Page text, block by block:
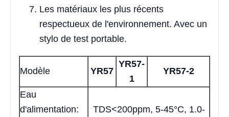
Les matériaux les plus récents
respectueux de l'environnement. Avec un
stylo de test portable.
Modèle YR57
YR57-
1
YR57-2
Eau
d'alimentation:
TDS<200ppm, 5-45°C, 1.0-